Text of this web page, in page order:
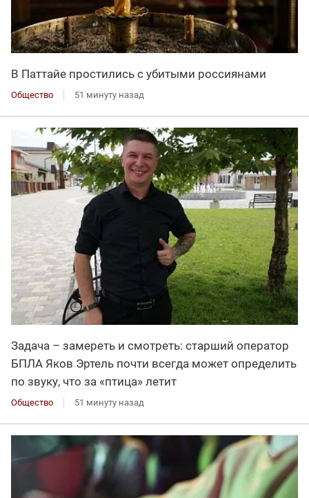
В Паттайе простились с убитыми россиянами
Общество 51 минуту назад
Задача – замереть и смотреть: старший оператор
БПЛА Яков Эртель почти всегда может определить
по звуку, что за «птица» летит
Общество 51 минуту назад